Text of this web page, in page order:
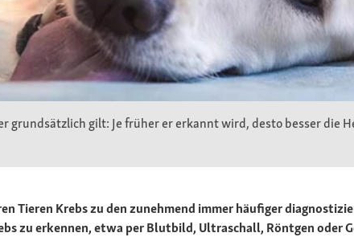
grundsätzlich gilt: Je früher er erkannt wird, desto besser die
Tieren Krebs zu den zunehmend immer häufiger
zu erkennen, etwa per Blutbild, Ultraschall, Röntgen oder